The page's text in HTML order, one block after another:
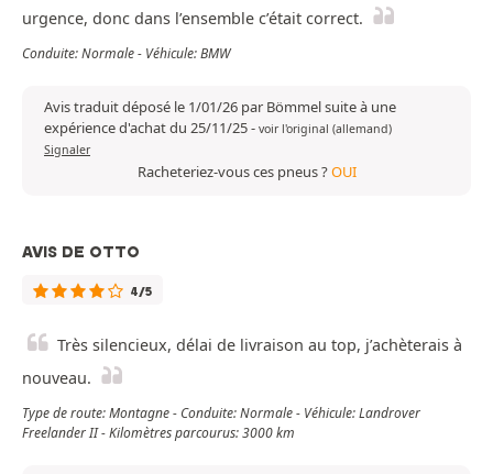
urgence, donc dans l’ensemble c’était correct.
Conduite: Normale - Véhicule: BMW
Avis traduit déposé le 1/01/26 par Bömmel suite à une
expérience d'achat du 25/11/25- voir l'original (allemand)
Signaler
Racheteriez-vous ces pneus ?OUI
AVIS DE OTTO
4/5
Très silencieux, délai de livraison au top, j’achèterais à
nouveau.
Type de route: Montagne - Conduite: Normale - Véhicule: Landrover
Freelander II - Kilomètres parcourus: 3000 km